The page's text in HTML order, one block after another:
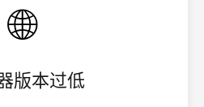
🌐
版本过低